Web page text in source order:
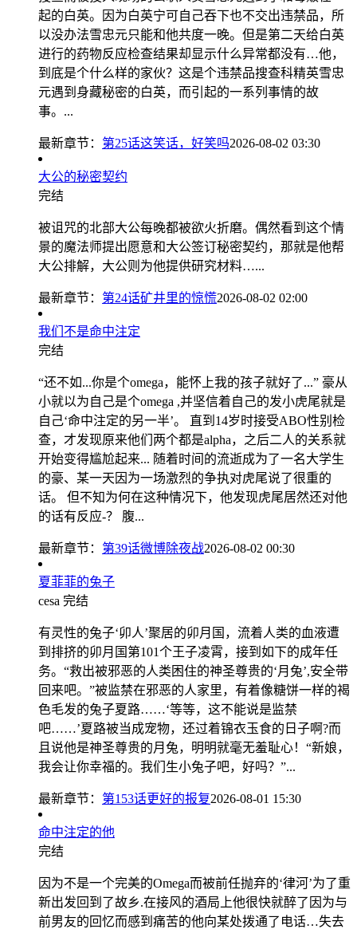
起的白英。因为白英宁可自己吞下也不交出违禁品，所
以没办法雪忠元只能和他共度一晚。但是第二天给白英
进行的药物反应检查结果却显示什么异常都没有…他，
到底是个什么样的家伙？这是个违禁品搜查科精英雪忠
元遇到身藏秘密的白英，而引起的一系列事情的故
事。...
最新章节： 第25话这笑话，好笑吗2026-08-02 03:30
大公的秘密契约
完结
被诅咒的北部大公每晚都被欲火折磨。偶然看到这个情
景的魔法师提出愿意和大公签订秘密契约，那就是他帮
大公排解，大公则为他提供研究材料…...
最新章节： 第24话矿井里的惊慌2026-08-02 02:00
我们不是命中注定
完结
“还不如...你是个omega，能怀上我的孩子就好了...” 豪从
小就以为自己是个omega ,并坚信着自己的发小虎尾就是
自己‘命中注定的另一半’。 直到14岁时接受ABO性别检
查，才发现原来他们两个都是alpha，之后二人的关系就
开始变得尴尬起来... 随着时间的流逝成为了一名大学生
的豪、某一天因为一场激烈的争执对虎尾说了很重的
话。 但不知为何在这种情况下，他发现虎尾居然还对他
的话有反应-？ 腹...
最新章节： 第39话微博除夜战2026-08-02 00:30
夏菲菲的兔子
cesa 完结
有灵性的兔子‘卯人’聚居的卯月国，流着人类的血液遭
到排挤的卯月国第101个王子凌霄，接到如下的成年任
务。“救出被邪恶的人类困住的神圣尊贵的‘月兔’,安全带
回来吧。”被监禁在邪恶的人家里，有着像糖饼一样的褐
色毛发的兔子夏路……‘等等，这不能说是监禁
吧……’夏路被当成宠物，还过着锦衣玉食的日子啊?而
且说他是神圣尊贵的月兔，明明就毫无羞耻心！“新娘，
我会让你幸福的。我们生小兔子吧，好吗？”...
最新章节： 第153话更好的报复2026-08-01 15:30
命中注定的他
完结
因为不是一个完美的Omega而被前任抛弃的‘律河’为了重
新出发回到了故乡.在接风的酒局上他很快就醉了因为与
前男友的回忆而感到痛苦的他向某处拨通了电话…失去